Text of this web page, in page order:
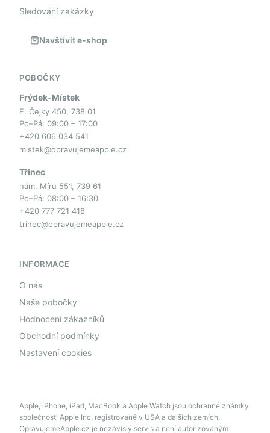
Sledování zakázky
Navštívit e-shop
POBOČKY
Frýdek-Místek
F. Čejky 450, 738 01
Po–Pá: 09:00 – 17:00
+420 606 034 541
mistek@opravujemeapple.cz
Třinec
nám. Míru 551, 739 61
Po–Pá: 08:00 – 16:30
+420 777 721 418
trinec@opravujemeapple.cz
INFORMACE
O nás
Naše pobočky
Hodnocení zákazníků
Obchodní podmínky
Nastavení cookies
Apple, iPhone, iPad, MacBook a Apple Watch jsou ochranné známky
společnosti Apple Inc. registrované v USA a dalších zemích.
OpravujemeApple.cz je nezávislý servis a není autorizovaným